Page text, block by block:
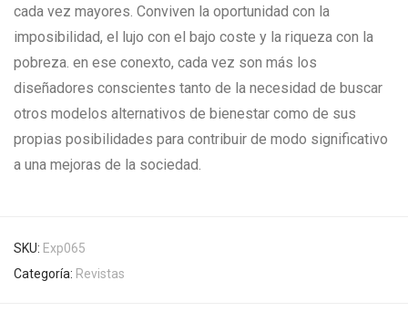
cada vez mayores. Conviven la oportunidad con la
imposibilidad, el lujo con el bajo coste y la riqueza con la
pobreza. en ese conexto, cada vez son más los
diseñadores conscientes tanto de la necesidad de buscar
otros modelos alternativos de bienestar como de sus
propias posibilidades para contribuir de modo significativo
a una mejoras de la sociedad.
SKU: Exp065
Categoría: Revistas